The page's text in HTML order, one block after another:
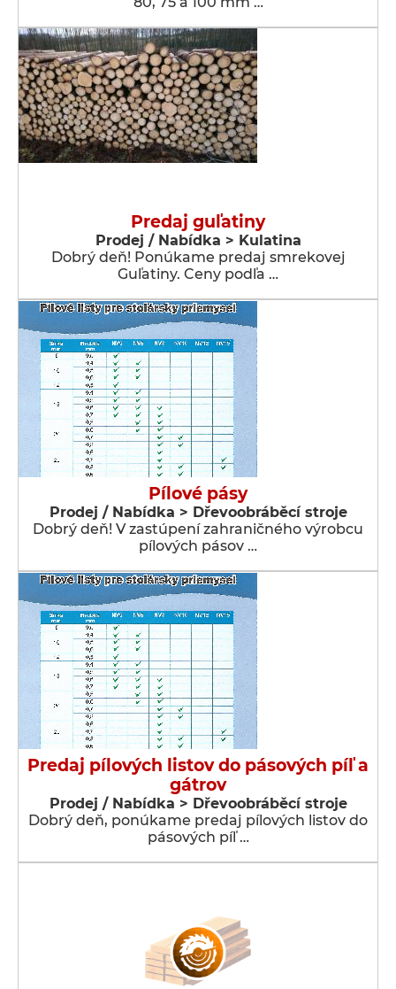
Predaj guľatiny
Prodej / Nabídka > Kulatina
Dobrý deň! Ponúkame predaj smrekovej
Guľatiny. Ceny podľa …
Pílové pásy
Prodej / Nabídka > Dřevoobráběcí stroje
Dobrý deň! V zastúpení zahraničného výrobcu
pílových pásov …
Predaj pílových listov do pásových píľ a
gátrov
Prodej / Nabídka > Dřevoobráběcí stroje
Dobrý deň, ponúkame predaj pílových listov do
pásových píľ …